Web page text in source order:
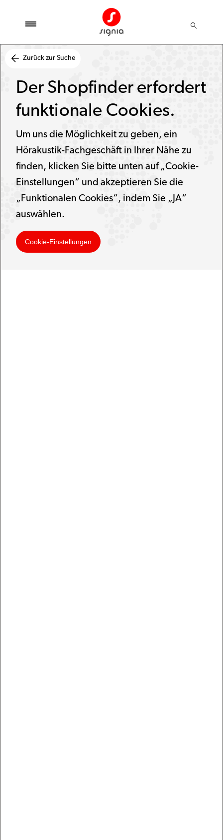
Zurück zur Suche
Der Shopfinder erfordert
funktionale Cookies.
Um uns die Möglichkeit zu geben, ein
Hörakustik-Fachgeschäft in Ihrer Nähe zu
finden, klicken Sie bitte unten auf „Cookie-
Einstellungen“ und akzeptieren Sie die
„Funktionalen Cookies“, indem Sie „JA“
auswählen.
Cookie-Einstellungen